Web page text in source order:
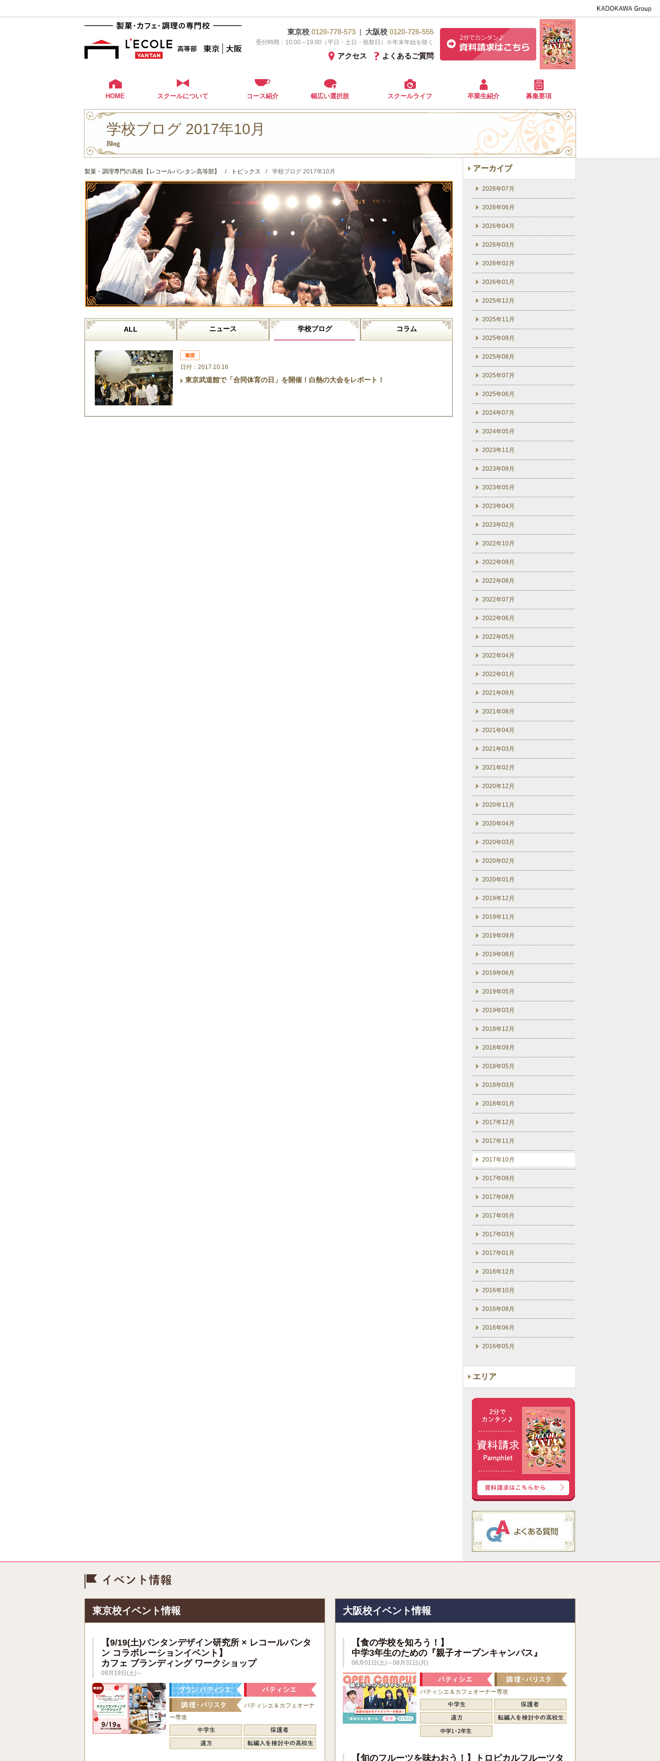
東京校 0120-778-573 | 大阪校 0120-726-555
受付時間：10:00～19:00（平日・土日・祝祭日）※年末年始を除く
よくあるご質問
アクセス
HOME スクールについて コース紹介 幅広い選択肢 スクールライフ 卒業生紹介 募集要項
学校ブログ 2017年10月
Blog
製菓・調理専門の高校【レコールバンタン高等部】 / トピックス / 学校ブログ 2017年10月
ALL ニュース 学校ブログ コラム
日付：2017.10.16
東京武道館で「合同体育の日」を開催！白熱の大会をレポート！
アーカイブ
2026年07月
2026年06月
2026年04月
2026年03月
2026年02月
2026年01月
2025年12月
2025年11月
2025年09月
2025年08月
2025年07月
2025年06月
2024年07月
2024年05月
2023年11月
2023年09月
2023年05月
2023年04月
2023年02月
2022年10月
2022年09月
2022年08月
2022年07月
2022年06月
2022年05月
2022年04月
2022年01月
2021年09月
2021年08月
2021年04月
2021年03月
2021年02月
2020年12月
2020年11月
2020年04月
2020年03月
2020年02月
2020年01月
2019年12月
2019年11月
2019年09月
2019年08月
2019年06月
2019年05月
2019年03月
2018年12月
2018年09月
2018年05月
2018年03月
2018年01月
2017年12月
2017年11月
2017年10月
2017年09月
2017年08月
2017年05月
2017年03月
2017年01月
2016年12月
2016年10月
2016年08月
2016年06月
2016年05月
エリア
東京校イベント情報
【9/19(土)バンタンデザイン研究所 × レコールバンタ
ン コラボレーションイベント】
カフェ ブランディング ワークショップ
09月19日(土)～
パティシエ＆カフェオーナ
ー専攻
大阪校イベント情報
【食の学校を知ろう！】
中学3年生のための『親子オープンキャンパス』
08月01日(土)～08月31日(月)
パティシエ＆カフェオーナー専攻
【旬のフルーツを味わおう！】トロピカルフルーツタ